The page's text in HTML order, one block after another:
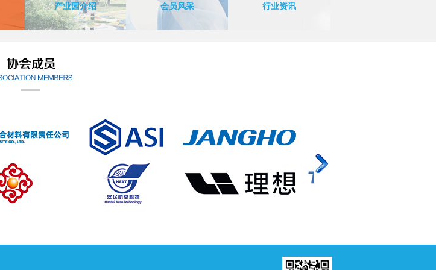
产业园介绍
查看更多
会员风采
查看更多
行业资讯